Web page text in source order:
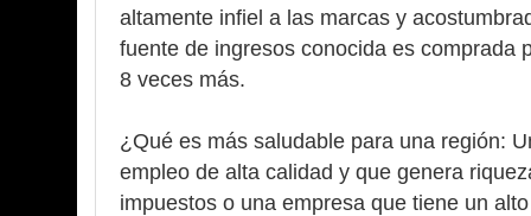
altamente infiel a las marcas y
fuente de ingresos conocida es comprada
8 veces más.
¿Qué es más saludable para una región:
empleo de alta calidad y que genera
impuestos o una empresa que tiene un